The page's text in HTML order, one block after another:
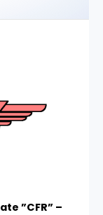
”CFR” –